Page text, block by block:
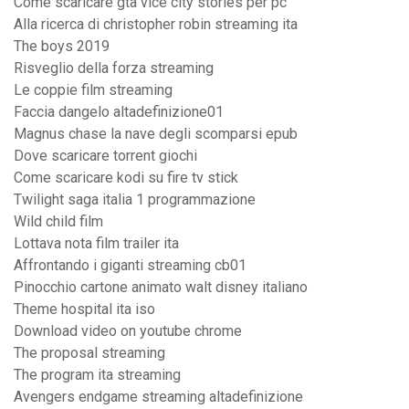
Alla ricerca di christopher robin streaming ita
The boys 2019
Risveglio della forza streaming
Le coppie film streaming
Faccia dangelo altadefinizione01
Magnus chase la nave degli scomparsi epub
Dove scaricare torrent giochi
Come scaricare kodi su fire tv stick
Twilight saga italia 1 programmazione
Wild child film
Lottava nota film trailer ita
Affrontando i giganti streaming cb01
Pinocchio cartone animato walt disney italiano
Theme hospital ita iso
Download video on youtube chrome
The proposal streaming
The program ita streaming
Avengers endgame streaming altadefinizione